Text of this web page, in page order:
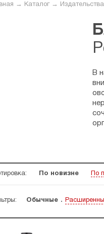
→ Каталог→ Издательства
В
По новизне По
Обычные